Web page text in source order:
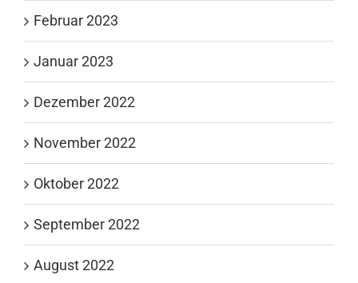
Februar 2023
Januar 2023
Dezember 2022
November 2022
Oktober 2022
September 2022
August 2022